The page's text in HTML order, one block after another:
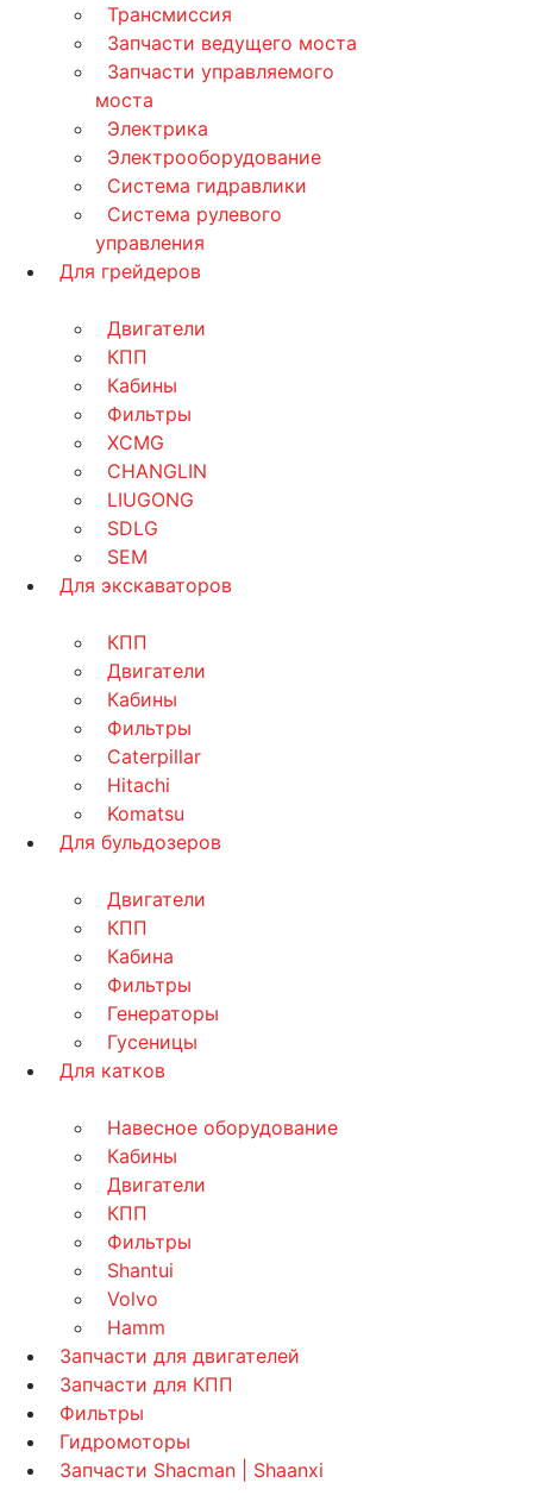
Трансмиссия
Запчасти ведущего моста
Запчасти управляемого
моста
Электрика
Электрооборудование
Система гидравлики
Система рулевого
управления
Для грейдеров
Двигатели
КПП
Кабины
Фильтры
XCMG
CHANGLIN
LIUGONG
SDLG
SEM
Для экскаваторов
КПП
Двигатели
Кабины
Фильтры
Caterpillar
Hitachi
Komatsu
Для бульдозеров
Двигатели
КПП
Кабина
Фильтры
Генераторы
Гусеницы
Для катков
Навесное оборудование
Кабины
Двигатели
КПП
Фильтры
Shantui
Volvo
Hamm
Запчасти для двигателей
Запчасти для КПП
Фильтры
Гидромоторы
Запчасти Shacman | Shaanxi